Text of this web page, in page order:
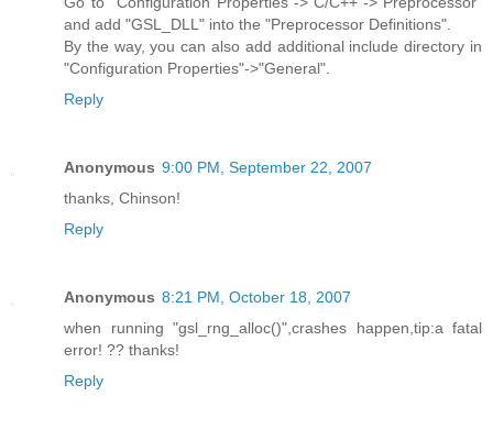
and add "GSL_DLL" into the "Preprocessor Definitions".
By the way, you can also add additional include directory in
"Configuration Properties"->"General".
Reply
Anonymous 9:00 PM, September 22, 2007
thanks, Chinson!
Reply
Anonymous 8:21 PM, October 18, 2007
when running "gsl_rng_alloc()",crashes happen,tip:a fatal
error! ?? thanks!
Reply